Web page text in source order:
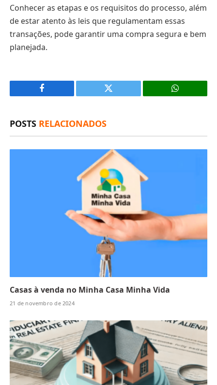
Conhecer as etapas e os requisitos do processo, além
de estar atento às leis que regulamentam essas
transações, pode garantir uma compra segura e bem
planejada.
Facebook
X
POSTS RELACIONADOS
Casas à venda no Minha Casa Minha Vida
21 de novembro de 2024